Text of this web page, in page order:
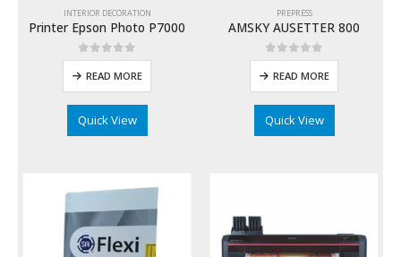
INTERIOR DECORATION
Printer Epson Photo P7000
0out of 5
READ MORE
Quick View
PREPRESS
AMSKY AUSETTER 800
0out of 5
READ MORE
Quick View